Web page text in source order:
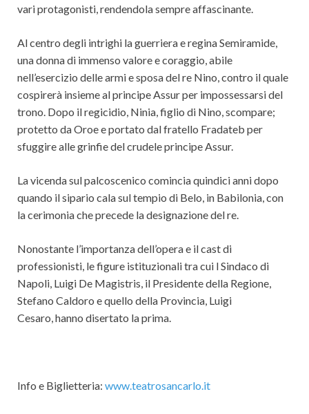
vari protagonisti, rendendola sempre affascinante.
Al centro degli intrighi la guerriera e regina Semiramide,
una donna di immenso valore e coraggio, abile
nell’esercizio delle armi e sposa del re Nino, contro il quale
cospirerà insieme al principe Assur per impossessarsi del
trono. Dopo il regicidio, Ninia, figlio di Nino, scompare;
protetto da Oroe e portato dal fratello Fradateb per
sfuggire alle grinfie del crudele principe Assur.
La vicenda sul palcoscenico comincia quindici anni dopo
quando il sipario cala sul tempio di Belo, in Babilonia, con
la cerimonia che precede la designazione del re.
Nonostante l’importanza dell’opera e il cast di
professionisti, le figure istituzionali tra cui l Sindaco di
Napoli, Luigi De Magistris, il Presidente della Regione,
Stefano Caldoro e quello della Provincia, Luigi
Cesaro, hanno disertato la prima.
Info e Biglietteria: www.teatrosancarlo.it